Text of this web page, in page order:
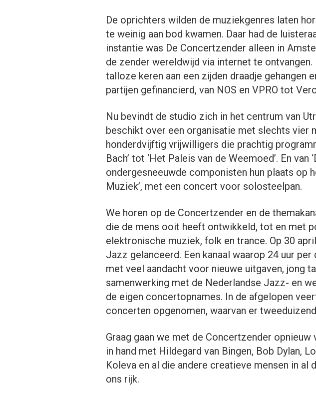
De oprichters wilden de muziekgenres laten
te weinig aan bod kwamen. Daar had de
instantie was De Concertzender alleen in
de zender wereldwijd via internet te
talloze keren aan een zijden draadje gehangen
partijen gefinancierd, van NOS en VPRO tot
Nu bevindt de studio zich in het centrum van
beschikt over een organisatie met slechts vier
honderdvijftig vrijwilligers die prachtig
Bach’ tot ‘Het Paleis van de Weemoed’. En van
ondergesneeuwde componisten hun plaats op
Muziek’, met een concert voor solosteelpan.
We horen op de Concertzender en de
die de mens ooit heeft ontwikkeld, tot en met
elektronische muziek, folk en trance. Op 30
Jazz gelanceerd. Een kanaal waarop 24 uur
met veel aandacht voor nieuwe uitgaven, jong
samenwerking met de Nederlandse Jazz- en
de eigen concertopnames. In de afgelopen
concerten opgenomen, waarvan er
Graag gaan we met de Concertzender
in hand met Hildegard van Bingen, Bob Dylan,
Koleva en al die andere creatieve mensen in al
ons rijk.